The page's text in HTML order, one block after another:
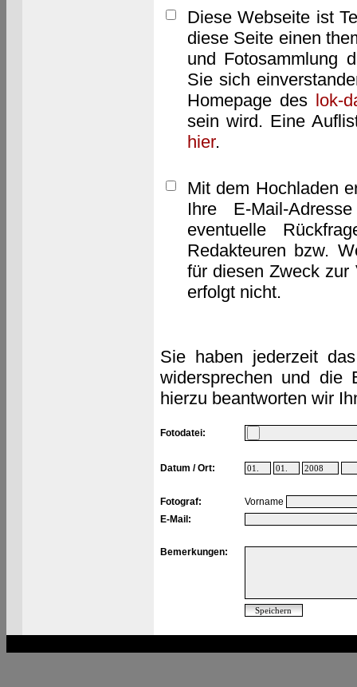
Diese Webseite ist
diese Seite einen
und Fotosammlung
Sie sich
Homepage des lok-
sein wird. Eine
hier.
Mit dem Hochladen
Ihre E-Mail-
eventuelle
Redakteuren bzw.
für diesen Zweck zur
erfolgt nicht.
Sie haben jederzeit
widersprechen und die
hierzu beantworten wir
Fotodatei:
Datum / Ort:
Fotograf:
Vorname
E-Mail:
Bemerkungen: